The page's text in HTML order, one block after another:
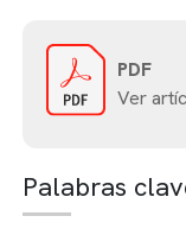
PDF
Ver
Palabras